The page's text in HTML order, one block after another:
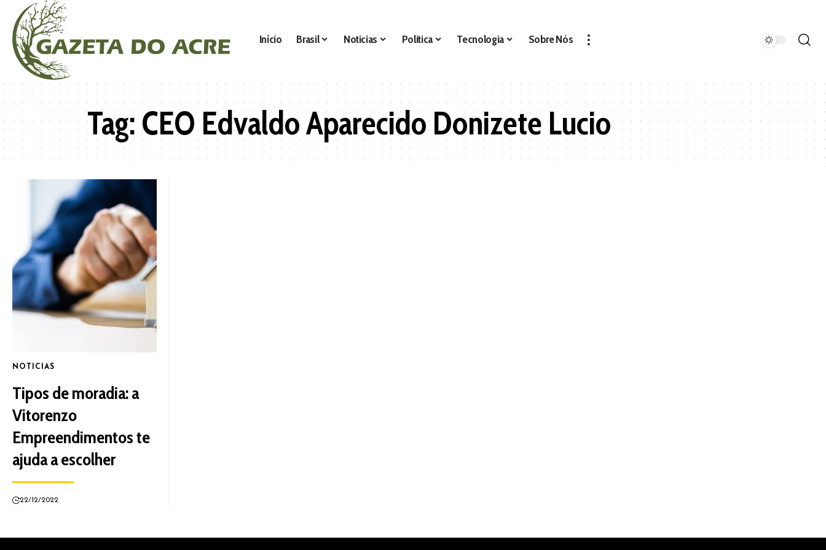
Início Brasil Noticias Politica Tecnologia Sobre Nós
Tag:CEO Edvaldo Aparecido Donizete Lucio
NOTICIAS
Tipos de moradia: a
Vitorenzo
Empreendimentos te
ajuda a escolher
22/12/2022